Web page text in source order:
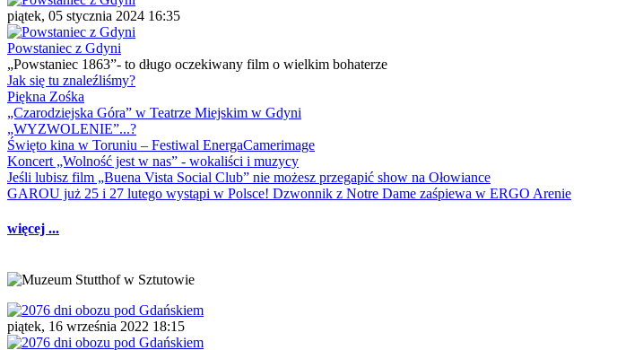
piątek, 05 stycznia 2024 16:35
Powstaniec z Gdyni
„Powstaniec 1863”- to długo oczekiwany film o wielkim bohaterze
Jak się tu znaleźliśmy?
Piękna Zośka
„Czarodziejska Góra” w Teatrze Miejskim w Gdyni
„WYZWOLENIE”...?
Święto kina w Toruniu – Festiwal EnergaCamerimage
Koncert „Wolność jest w nas” - wokaliści i muzycy
Jeśli lubisz film „Buena Vista Social Club” nie możesz przegapić show na Ołowiance
GAROU już 25 i 27 lutego wystąpi w Polsce! Dzwonnik z Notre Dame zaśpiewa w ERGO Arenie
więcej ...
piątek, 16 września 2022 18:15